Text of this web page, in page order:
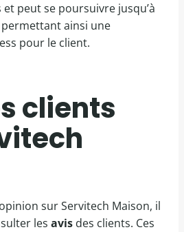
peut se poursuivre jusqu’à
ainsi une
pour le client.
clients
sur Servitech Maison, il
les avis des clients. Ces